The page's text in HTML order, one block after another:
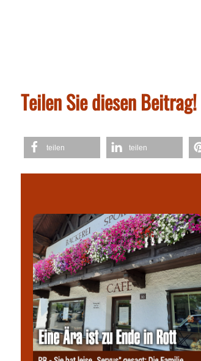
Teilen Sie diesen Beitrag!
teilen teilen